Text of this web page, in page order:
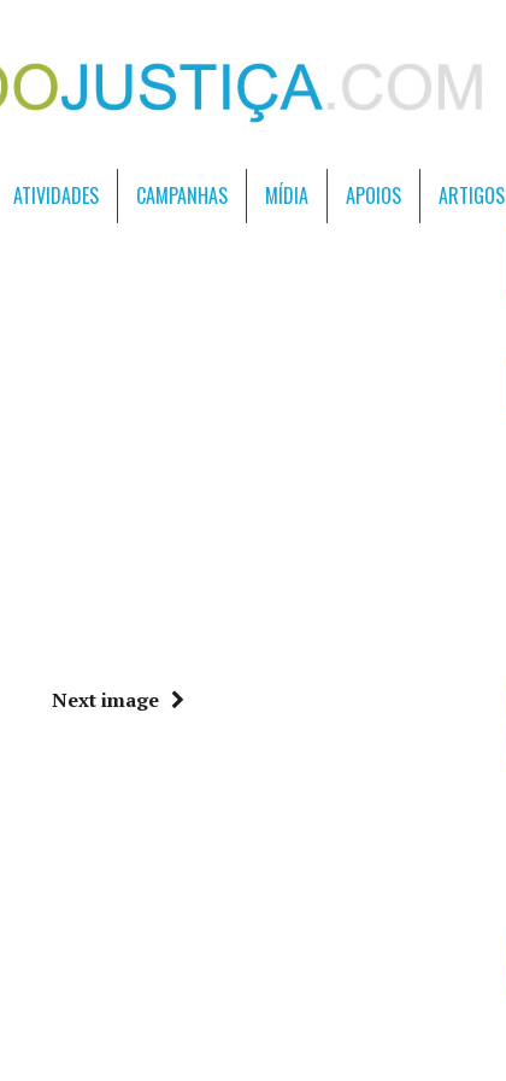
ATIVIDADES CAMPANHAS MÍDIA APOIOS ARTIGOS
Next image